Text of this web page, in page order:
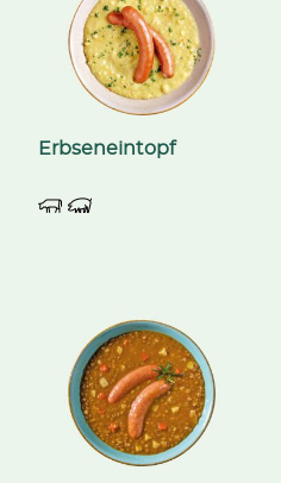
Erbseneintopf